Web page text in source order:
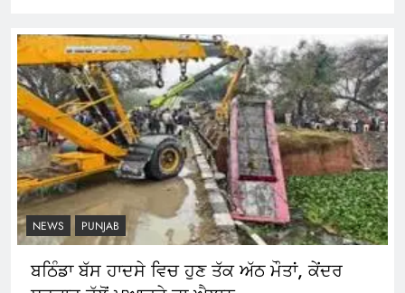
NEWS PUNJAB
ਬਠਿੰਡਾ ਬੱਸ ਹਾਦਸੇ ਵਿਚ ਹੁਣ ਤੱਕ ਅੱਠ ਮੌਤਾਂ, ਕੇਂਦਰ